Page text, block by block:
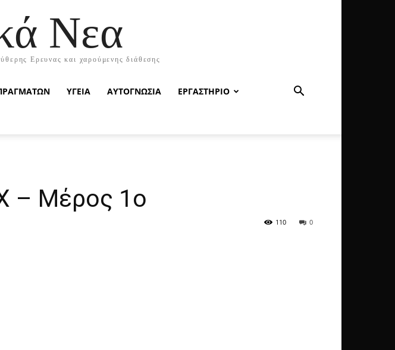
Νεα
Ερευνας και χαρούμενης διάθεσης
ΥΓΕΙΑ ΑΥΤΟΓΝΩΣΙΑ ΕΡΓΑΣΤΗΡΙΟ
– Μέρος 1ο
0
110